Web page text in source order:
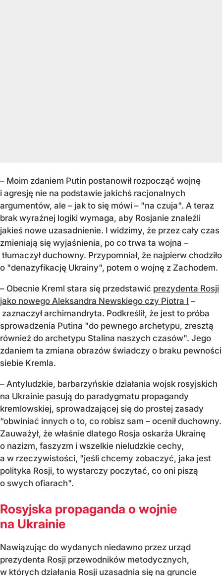
– Moim zdaniem Putin postanowił rozpocząć wojnę
i agresję nie na podstawie jakichś racjonalnych
argumentów, ale – jak to się mówi – "na czuja". A teraz
brak wyraźnej logiki wymaga, aby Rosjanie znaleźli
jakieś nowe uzasadnienie. І widzimy, że przez cały czas
zmieniają się wyjaśnienia, po co trwa ta wojna –
tłumaczył duchowny. Przypomniał, że najpierw chodziło
o "denazyfikację Ukrainy", potem o wojnę z Zachodem.
– Obecnie Kreml stara się przedstawić prezydenta Rosji
jako nowego Aleksandra Newskiego czy Piotra I –
zaznaczył archimandryta. Podkreślił, że jest to próba
sprowadzenia Putina "do pewnego archetypu, zresztą
również do archetypu Stalina naszych czasów". Jego
zdaniem ta zmiana obrazów świadczy o braku pewności
siebie Kremla.
– Antyludzkie, barbarzyńskie działania wojsk rosyjskich
na Ukrainie pasują do paradygmatu propagandy
kremlowskiej, sprowadzającej się do prostej zasady
“obwiniać innych o to, co robisz sam – ocenił duchowny.
Zauważył, że właśnie dlatego Rosja oskarża Ukrainę
o nazizm, faszyzm i wszelkie nieludzkie cechy,
a w rzeczywistości, "jeśli chcemy zobaczyć, jaka jest
polityka Rosji, to wystarczy poczytać, co oni piszą
o swych ofiarach".
Rosyjska propaganda o wojnie
na Ukrainie
Nawiązując do wydanych niedawno przez urząd
prezydenta Rosji przewodników metodycznych,
w których działania Rosji uzasadnia się na gruncie